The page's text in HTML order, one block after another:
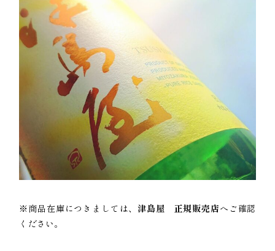
※商品在庫につきましては、 津島屋 正規販売店へご確認
ください。